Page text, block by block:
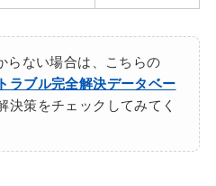
らない場合は、こちらの
ラブル完全解決データベー
決策をチェックしてみてく